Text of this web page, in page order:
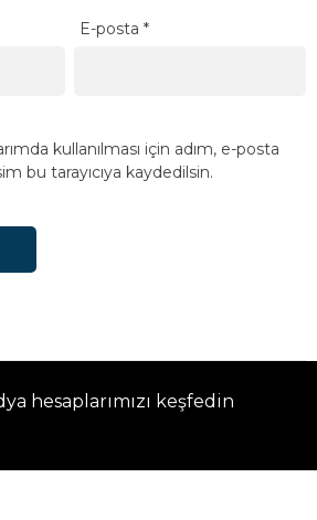
E-posta*
kullanılması için adım, e-posta
bu tarayıcıya kaydedilsin.
hesaplarımızı keşfedin